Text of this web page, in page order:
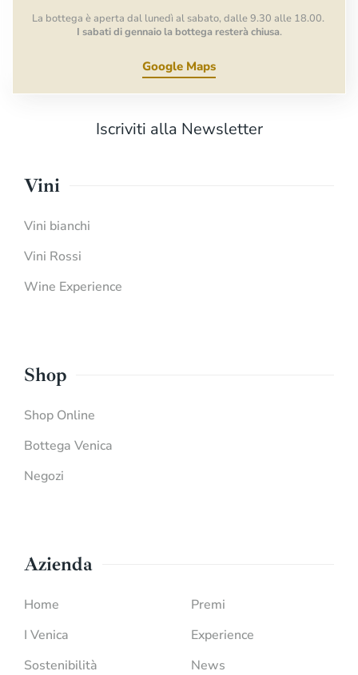
La bottega è aperta dal lunedì al sabato, dalle 9.30 alle 18.00.
I sabati di gennaio la bottega resterà chiusa.
Google Maps
Iscriviti alla Newsletter
Vini
Vini bianchi
Vini Rossi
Wine Experience
Shop
Shop Online
Bottega Venica
Negozi
Azienda
Home
I Venica
Sostenibilità
Premi
Experience
News